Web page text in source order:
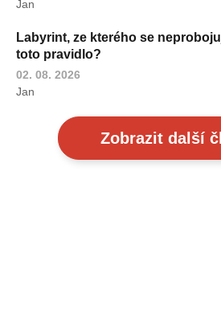
Jan
Labyrint, ze kterého se
toto pravidlo?
02. 08. 2026
Jan
Zobrazit další